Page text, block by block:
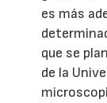
es más
que se
de la